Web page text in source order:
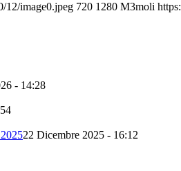
12/image0.jpeg 720 1280 M3moli
- 14:28
22 Dicembre 2025 - 16:12